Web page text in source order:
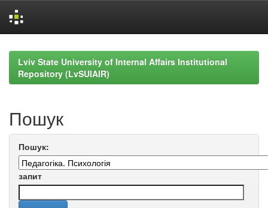
navigationLviv State University of Internal Affairs Institutional
Repository (LvSUIAIR)
Пошук
Пошук:
запит